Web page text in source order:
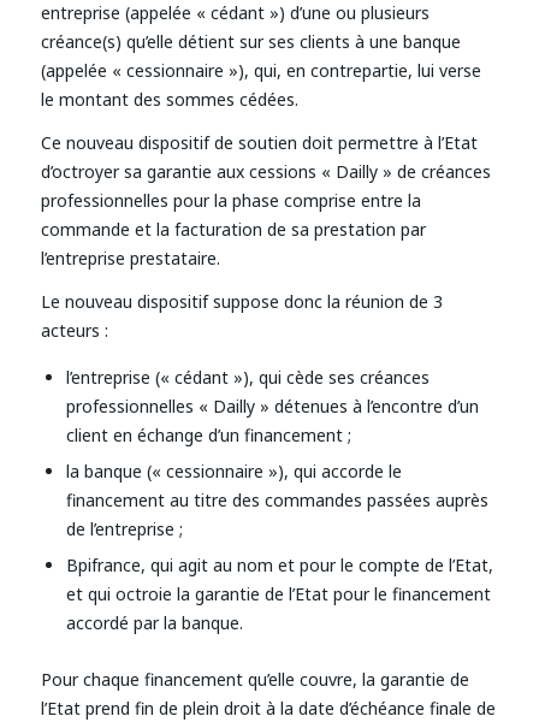
entreprise (appelée « cédant ») d’une ou plusieurs
créance(s) qu’elle détient sur ses clients à une banque
(appelée « cessionnaire »), qui, en contrepartie, lui verse
le montant des sommes cédées.
Ce nouveau dispositif de soutien doit permettre à l’Etat
d’octroyer sa garantie aux cessions « Dailly » de créances
professionnelles pour la phase comprise entre la
commande et la facturation de sa prestation par
l’entreprise prestataire.
Le nouveau dispositif suppose donc la réunion de 3
acteurs :
l’entreprise (« cédant »), qui cède ses créances
professionnelles « Dailly » détenues à l’encontre d’un
client en échange d’un financement ;
la banque (« cessionnaire »), qui accorde le
financement au titre des commandes passées auprès
de l’entreprise ;
Bpifrance, qui agit au nom et pour le compte de l’Etat,
et qui octroie la garantie de l’Etat pour le financement
accordé par la banque.
Pour chaque financement qu’elle couvre, la garantie de
l’Etat prend fin de plein droit à la date d’échéance finale de